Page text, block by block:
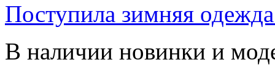
Поступила зимняя
В наличии новинки и